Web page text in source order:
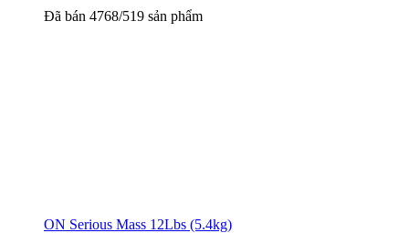
Đã bán 4768/519 sản phẩm
ON Serious Mass 12Lbs (5.4kg)